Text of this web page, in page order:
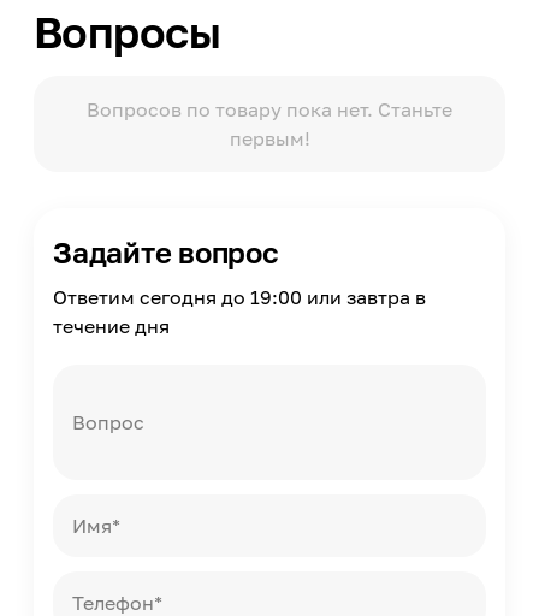
Приклейка вручную
Ширина
Вопросы
Вопросов по товару пока нет. Станьте
первым!
Задайте вопрос
Ответим сегодня до 19:00 или завтра в
течение дня
Вопрос
Имя*
Телефон*